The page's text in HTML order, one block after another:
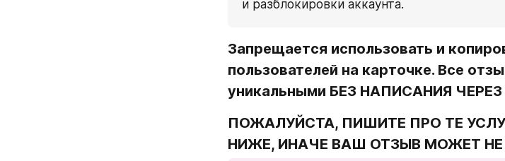
и разблокировки аккаунта.
Запрещается использовать и
пользователей на карточке. Все
уникальными БЕЗ НАПИСАНИЯ
ПОЖАЛУЙСТА, ПИШИТЕ ПРО ТЕ
НИЖЕ, ИНАЧЕ ВАШ ОТЗЫВ МОЖЕТ НЕ